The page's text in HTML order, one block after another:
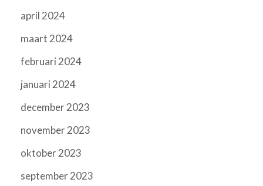
april 2024
maart 2024
februari 2024
januari 2024
december 2023
november 2023
oktober 2023
september 2023